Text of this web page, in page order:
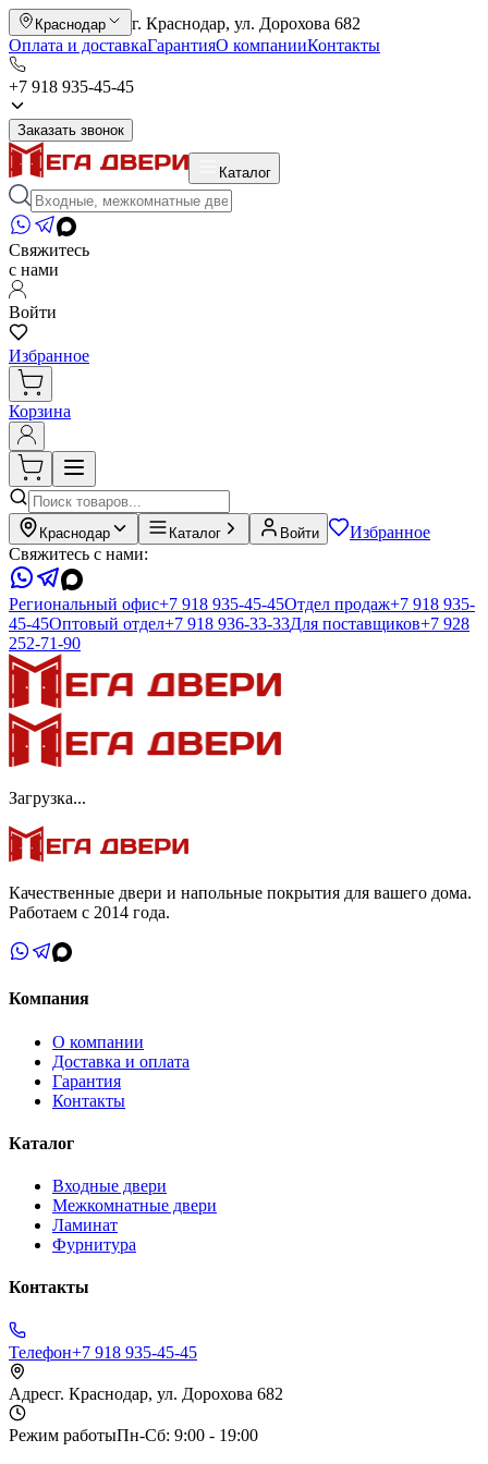
Краснодар
г. Краснодар, ул. Дорохова 682
Оплата и доставкаГарантияО компанииКонтакты
+7 918 935-45-45
Заказать звонок
Каталог
Свяжитесь
с нами
Войти
Избранное
Корзина
Краснодар Каталог Войти
Избранное
Свяжитесь с нами:
Региональный офис+7 918 935-45-45Отдел продаж+7 918 935-
45-45Оптовый отдел+7 918 936-33-33Для поставщиков+7 928
252-71-90
Загрузка...
Качественные двери и напольные покрытия для вашего дома.
Работаем с 2014 года.
Компания
О компании
Доставка и оплата
Гарантия
Контакты
Каталог
Входные двери
Межкомнатные двери
Ламинат
Фурнитура
Контакты
Телефон+7 918 935-45-45
Адресг. Краснодар, ул. Дорохова 682
Режим работыПн-Сб: 9:00 - 19:00